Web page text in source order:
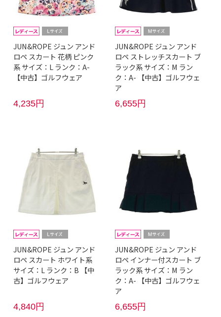
JUN&ROPE ジュン アンド
ロペ スカート 花柄 ピンク
系 サイズ：L ランク：A-
【中古】ゴルフウェア
4,235円
JUN&ROPE ジュン アンド
ロペ ストレッチスカート ブ
ラック系 サイズ：M ラン
ク：A- 【中古】ゴルフウェ
ア
6,655円
JUN&ROPE ジュン アンド
ロペ スカート ホワイト系
サイズ：L ランク：B 【中
古】ゴルフウェア
4,840円
JUN&ROPE ジュン アンド
ロペ インナー付スカート ブ
ラック系 サイズ：M ラン
ク：A- 【中古】ゴルフウェ
ア
6,655円